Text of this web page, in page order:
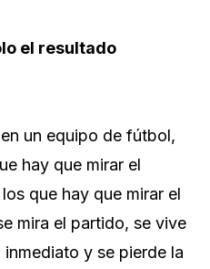
el resultado
un equipo de fútbol,
hay que mirar el
que hay que mirar el
mira el partido, se vive
y se pierde la